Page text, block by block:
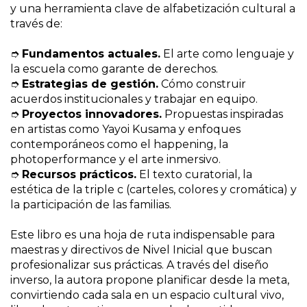
y una herramienta clave de alfabetización cultural a
través de:
➮ Fundamentos actuales. El arte como lenguaje y
la escuela como garante de derechos.
➮ Estrategias de gestión. Cómo construir
acuerdos institucionales y trabajar en equipo.
➮ Proyectos innovadores. Propuestas inspiradas
en artistas como Yayoi Kusama y enfoques
contemporáneos como el happening, la
photoperformance y el arte inmersivo.
➮ Recursos prácticos. El texto curatorial, la
estética de la triple c (carteles, colores y cromática) y
la participación de las familias.
Este libro es una hoja de ruta indispensable para
maestras y directivos de Nivel Inicial que buscan
profesionalizar sus prácticas. A través del diseño
inverso, la autora propone planificar desde la meta,
convirtiendo cada sala en un espacio cultural vivo,